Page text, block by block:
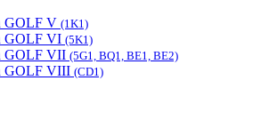
GOLF V (1K1)
GOLF VI (5K1)
GOLF VII (5G1, BQ1, BE1, BE2)
GOLF VIII (CD1)